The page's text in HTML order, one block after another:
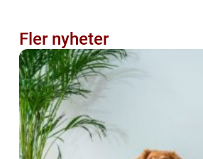
Fler nyheter